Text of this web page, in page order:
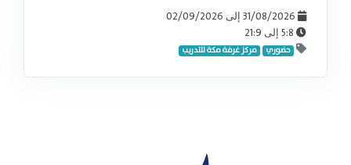
31/08/2026
إلى 02/09/2026
5:8
إلى 21:9
حضوري مركز غرفة مكة للتدريب